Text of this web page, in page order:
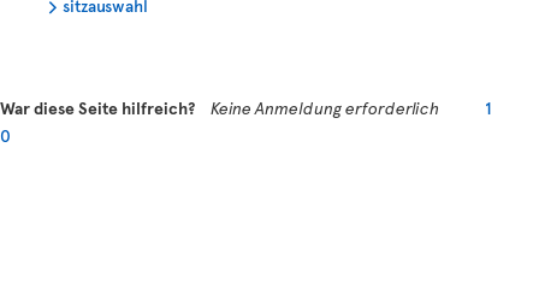
sitzauswahl
War diese Seite hilfreich? Keine Anmeldung erforderlich
1
0